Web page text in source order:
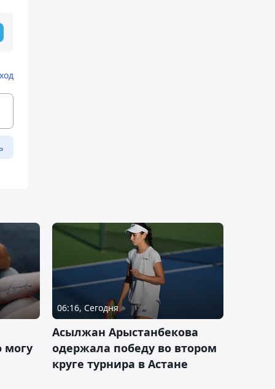
могу
06:16, Сегодня
Асылжан Арыстанбекова
одержала победу во втором
круге турнира в Астане